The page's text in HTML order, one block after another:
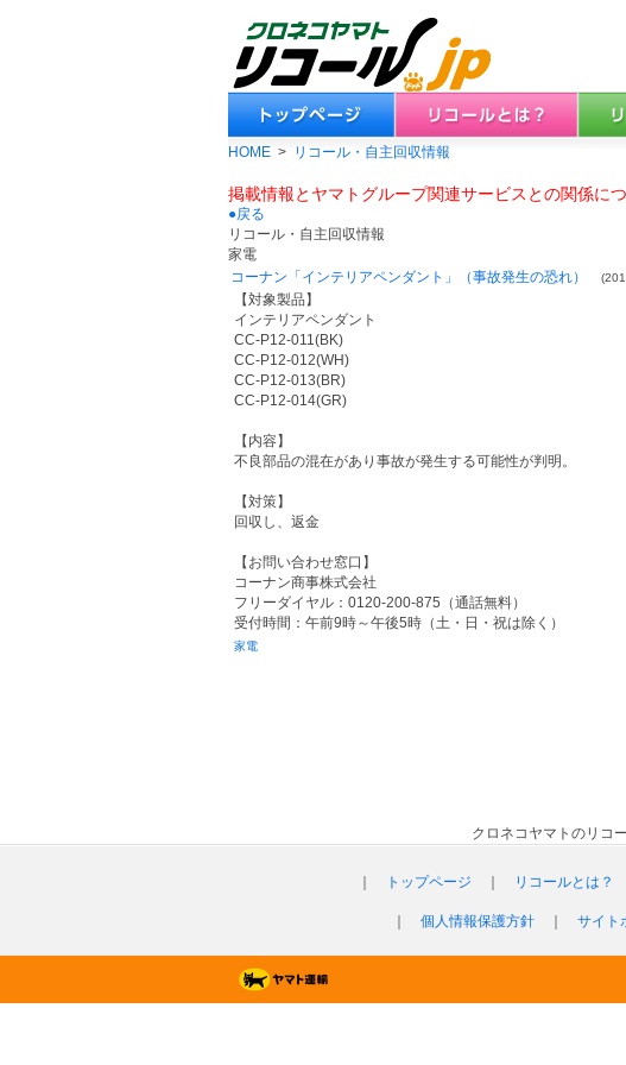
HOME > リコール・自主回収情報
掲載情報とヤマトグループ関連サービスとの関係に
●戻る
リコール・自主回収情報
家電
コーナン「インテリアペンダント」（事故発生の恐れ）
【対象製品】
インテリアペンダント
CC-P12-011(BK)
CC-P12-012(WH)
CC-P12-013(BR)
CC-P12-014(GR)
【内容】
不良部品の混在があり事故が発生する可能性が判明。
【対策】
回収し、返金
【お問い合わせ窓口】
コーナン商事株式会社
フリーダイヤル：0120-200-875（通話無料）
受付時間：午前9時～午後5時（土・日・祝は除く）
家電
クロネコヤマトのリコ
トップページ リコールとは？
個人情報保護方針 サイト